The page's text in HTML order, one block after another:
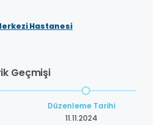
Hastanesi
Geçmişi
Düzenleme Tarihi
11.11.2024